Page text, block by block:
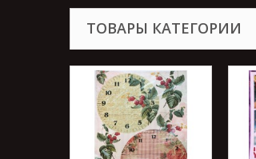
ТОВАРЫ КАТЕГОРИИ